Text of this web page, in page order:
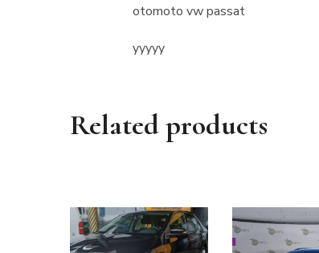
otomoto vw passat
yyyyy
Related products